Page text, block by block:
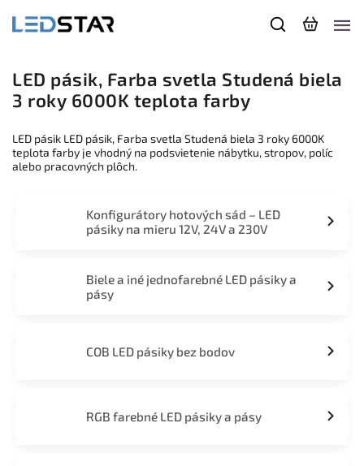
LED pásik, Farba svetla Studená biela
3 roky 6000K teplota farby
LED pásik LED pásik, Farba svetla Studená biela 3 roky 6000K
teplota farby je vhodný na podsvietenie nábytku, stropov, políc
alebo pracovných plôch.
Konfigurátory hotových sád – LED
pásiky na mieru 12V, 24V a 230V
Biele a iné jednofarebné LED pásiky a
pásy
COB LED pásiky bez bodov
RGB farebné LED pásiky a pásy